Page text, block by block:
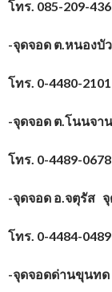
โทร. 085-209-
-จุดจอด ต.หนอง
โทร. 0-4480-2101
-จุดจอด ต.โนนจ
โทร. 0-4489-0678
-จุดจอด อ.จตุรัส
โทร. 0-4484-0489
-จุดจอดด่านขุนท